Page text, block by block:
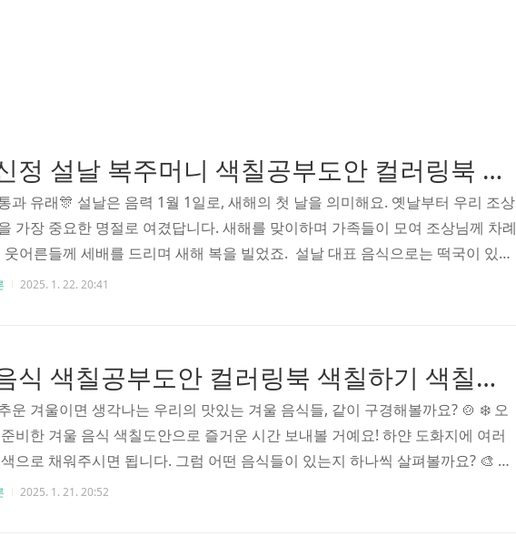
구정 신정 설날 복주머니 색칠공부도안 컬러링북 색칠하기 색칠공부 유아 어르신 노인 시니어 인지프로그램 치매예방 활동지 무료
과 유래🎊 설날은 음력 1월 1일로, 새해의 첫 날을 의미해요. 옛날부터 우리 조상
가장 중요한 명절로 여겼답니다. 새해를 맞이하며 가족들이 모여 조상님께 차례
웃어른들께 세배를 드리며 새해 복을 빌었죠. 설날 대표 음식으로는 떡국이 있어
가래떡을 동그랗게 썰어 맑은 장국에 넣어 끓이는데요, 이 하얀색은 순수함을, 동
었다고 해요. 복주머니의 색상도 의미가 있는데요: - 빨간색: 행운과 기쁨 ..
2025. 1. 22. 20:41
겨울 음식 색칠공부도안 컬러링북 색칠하기 색칠공부 유아 어르신 노인 시니어 인지프로그램 치매예방 활동지 무료
운 겨울이면 생각나는 우리의 맛있는 겨울 음식들, 같이 구경해볼까요? 🍲 ❄️ 오
비한 겨울 음식 색칠도안으로 즐거운 시간 보내볼 거예요! 하얀 도화지에 여러
으로 채워주시면 됩니다. 그럼 어떤 음식들이 있는지 하나씩 살펴볼까요? 🎨 으
날씨엔 역시 얼큰한 김치찌개죠! 김장독에서 맛있게 숙성된 김치로 끓인 김치찌
2025. 1. 21. 20:52